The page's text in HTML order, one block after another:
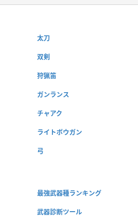
太刀
双剣
狩猟笛
ガンランス
チャアク
ライトボウガン
弓
最強武器種ランキング
武器診断ツール